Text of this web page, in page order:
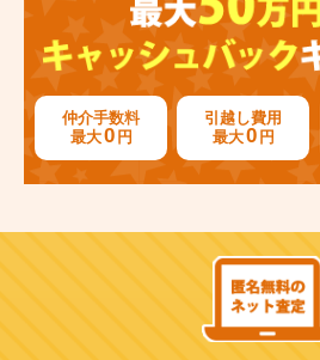
仲介手数料
最大0 円
引越し費用
最大0 円